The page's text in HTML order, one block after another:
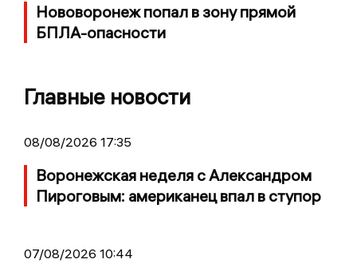
Нововоронеж попал в зону прямой
БПЛА-опасности
Главные новости
08/08/2026 17:35
Воронежская неделя с Александром
Пироговым: американец впал в ступор
07/08/2026 10:44